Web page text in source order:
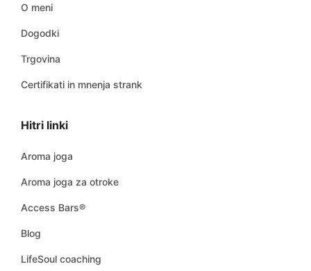
O meni
Dogodki
Trgovina
Certifikati in mnenja strank
Hitri linki
Aroma joga
Aroma joga za otroke
Access Bars®
Blog
LifeSoul coaching